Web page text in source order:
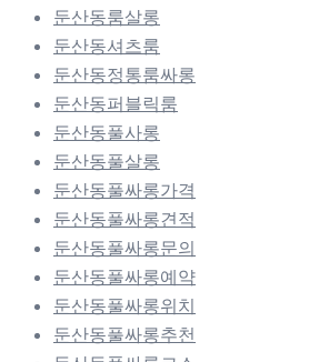
둔산동룸살롱
둔산동셔츠룸
둔산동정통룸싸롱
둔산동퍼블릭룸
둔산동풀사롱
둔산동풀살롱
둔산동풀싸롱가격
둔산동풀싸롱견적
둔산동풀싸롱문의
둔산동풀싸롱예약
둔산동풀싸롱위치
둔산동풀싸롱추천